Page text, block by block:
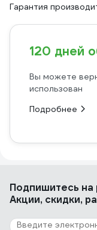
Гарантия
120 дней
Вы можете
использован
Подробнее
Подпишитесь на
Акции, скидки,